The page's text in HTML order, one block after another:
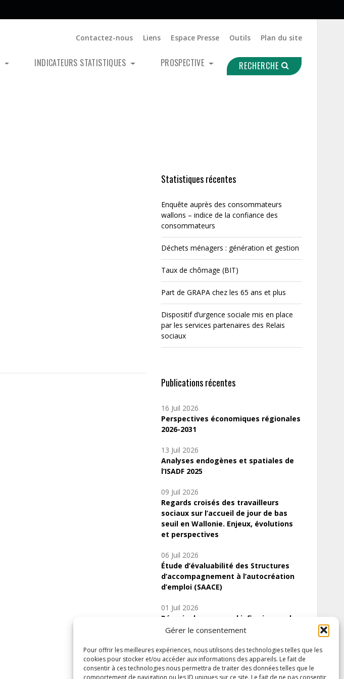
Gérer le consentement
Pour offrir les meilleures expériences, nous utilisons des technologies telles que les
cookies pour stocker et/ou accéder aux informations des appareils. Le fait de
consentir à ces technologies nous permettra de traiter des données telles que le
comportement de navigation ou les ID uniques sur ce site. Le fait de ne pas consentir
Contactez-nous Liens Espace Presse Outils Plan du site
INDICATEURS STATISTIQUES PROSPECTIVE RECHERCHE
Statistiques récentes
Enquête auprès des consommateurs
wallons – indice de la confiance des
consommateurs
Déchets ménagers : génération et gestion
Taux de chômage (BIT)
Part de GRAPA chez les 65 ans et plus
Dispositif d’urgence sociale mis en place
par les services partenaires des Relais
sociaux
Publications récentes
16 Juil 2026
Perspectives économiques régionales
2026-2031
13 Juil 2026
Analyses endogènes et spatiales de
l’ISADF 2025
09 Juil 2026
Regards croisés des travailleurs
sociaux sur l’accueil de jour de bas
seuil en Wallonie. Enjeux, évolutions
et perspectives
06 Juil 2026
Étude d’évaluabilité des Structures
d’accompagnement à l’autocréation
d’emploi (SAACE)
01 Juil 2026
Pénurie du personnel infirmier :quels
indicateurs d’offre de soins pour